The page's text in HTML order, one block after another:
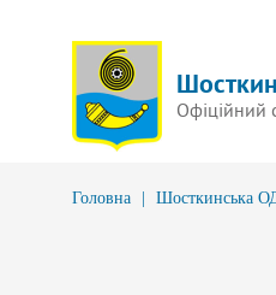
Офіційний
Головна Шосткинська